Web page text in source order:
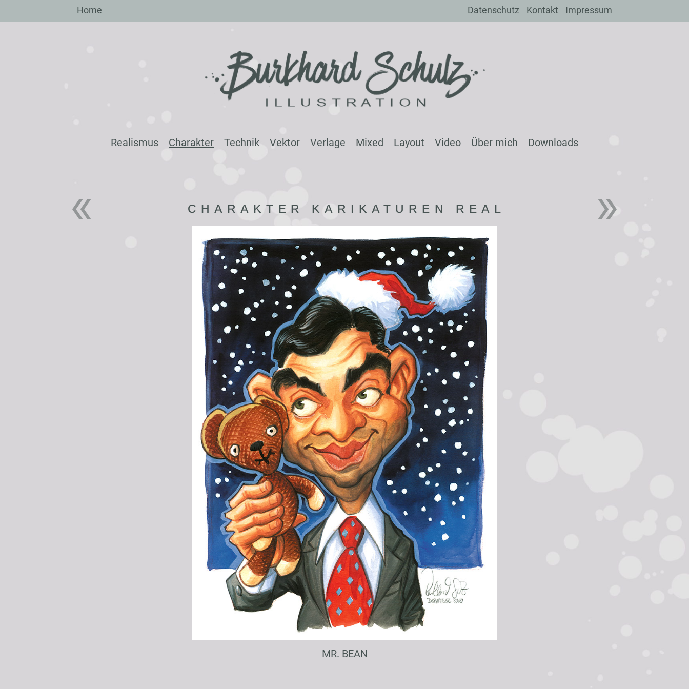
Inhalt
Home Datenschutz Kontakt Impressum
Realismus Charakter Technik Vektor Verlage Mixed Layout Video Über mich Downloads
CHARAKTER KARIKATUREN REAL
MR. BEAN